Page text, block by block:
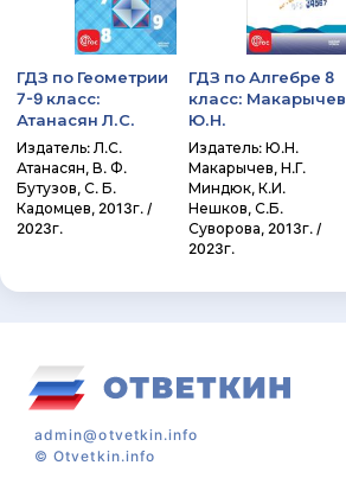
ГДЗ по Геометрии
7-9 класс:
Атанасян Л.С.
Издатель: Л.С.
Атанасян, В. Ф.
Бутузов, С. Б.
Кадомцев, 2013г. /
2023г.
ГДЗ по Алгебре 8
класс: Макарычев
Ю.Н.
Издатель: Ю.Н.
Макарычев, Н.Г.
Миндюк, К.И.
Нешков, С.Б.
Суворова, 2013г. /
2023г.
admin@otvetkin.info
©Otvetkin.info